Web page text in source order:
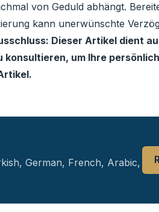
von Geduld abhängt.
kann unerwünschte
Dieser Artikel dient
um Ihre
German, French, Arabic,